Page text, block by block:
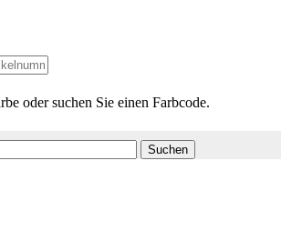
oder suchen Sie einen Farbcode.
Suchen